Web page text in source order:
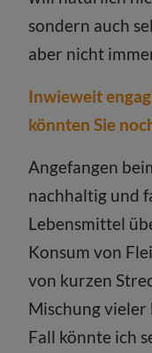
sondern auch
aber nicht
Inwieweit
könnten Sie
Angefangen
nachhaltig und
Lebensmittel
Konsum von
von kurzen
Mischung vieler
Fall könnte ich